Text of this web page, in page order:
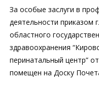
За особые заслуги в
деятельности приказом
областного
здравоохранения
перинатальный центр”
помещен на Доску